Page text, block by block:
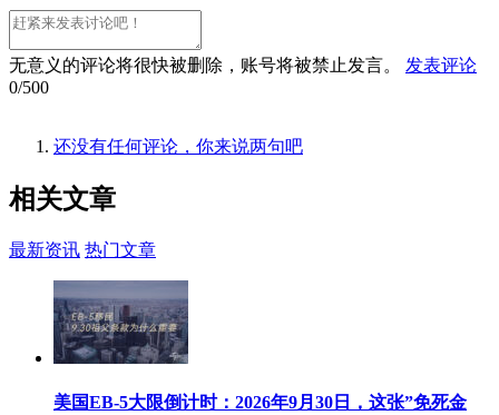
无意义的评论将很快被删除，账号将被禁止发言。
发表评论
0/500
还没有任何评论，你来说两句吧
相关文章
最新资讯 热门文章
美国EB-5大限倒计时：2026年9月30日，这张”免死金